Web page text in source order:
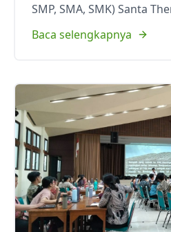
SMP, SMA, SMK) Santa
Baca selengkapnya